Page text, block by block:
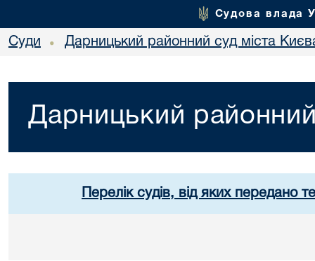
Судова влада
Суди • Дарницький районний суд міста
Дарницький
Перелік судів, від яких передано